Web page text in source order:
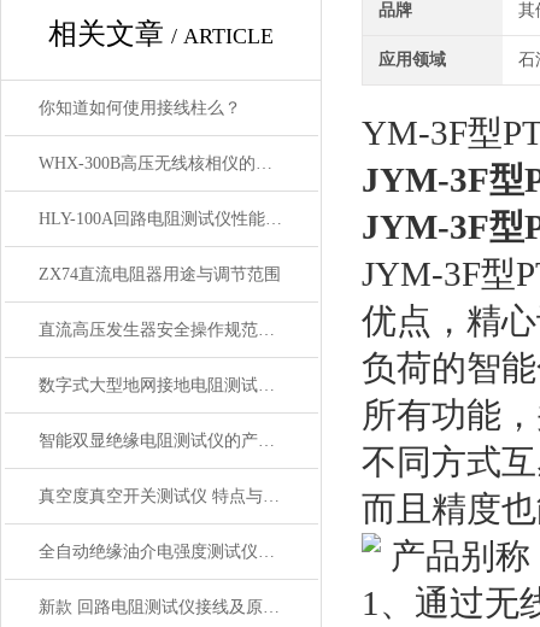
相关文章 / ARTICLE
你知道如何使用接线柱么？
WHX-300B高压无线核相仪的维护保养方法
HLY-100A回路电阻测试仪性能技术参数
ZX74直流电阻器用途与调节范围
直流高压发生器安全操作规范是什么？
数字式大型地网接地电阻测试仪讲解
智能双显绝缘电阻测试仪的产品特性
真空度真空开关测试仪 特点与技术
全自动绝缘油介电强度测试仪操作方法
新款 回路电阻测试仪接线及原理图
品牌 其
应用领域 石
YM-3F型
JYM-3F型
JYM-3F型
JYM-3F型
优点，精
负荷的智
所有功能
不同方式
而且精度
产品别称
1、通过无